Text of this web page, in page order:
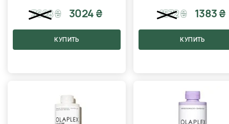
3628₴ 3024 ₴
КУПИТЬ
1572₴ 1383 ₴
КУПИТЬ